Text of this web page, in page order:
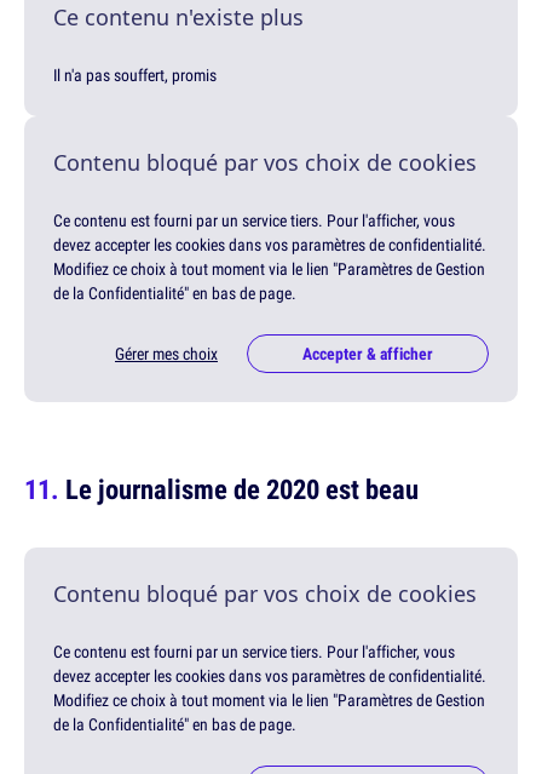
Ce contenu n'existe plus
Il n'a pas souffert, promis
Contenu bloqué par vos choix de cookies
Ce contenu est fourni par un service tiers. Pour l'afficher, vous
devez accepter les cookies dans vos paramètres de confidentialité.
Modifiez ce choix à tout moment via le lien "Paramètres de Gestion
de la Confidentialité" en bas de page.
Gérer mes choix Accepter & afficher
Le journalisme de 2020 est beau
Contenu bloqué par vos choix de cookies
Ce contenu est fourni par un service tiers. Pour l'afficher, vous
devez accepter les cookies dans vos paramètres de confidentialité.
Modifiez ce choix à tout moment via le lien "Paramètres de Gestion
de la Confidentialité" en bas de page.